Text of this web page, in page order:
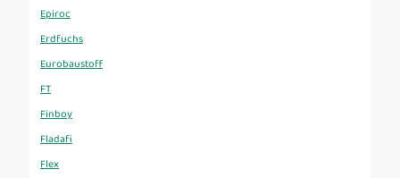
Epiroc
Erdfuchs
Eurobaustoff
FT
Finboy
Fladafi
Flex